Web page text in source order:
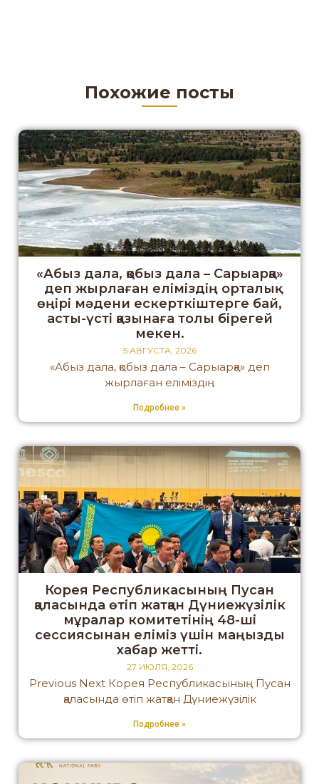
Похожие посты
«Абыз дала, қобыз дала – Сарыарқа»
деп жырлаған еліміздің орталық
өңірі мәдени ескерткіштерге бай,
асты-үсті қазынаға толы бірегей
мекен.
5 АВГУСТА, 2026
«Абыз дала, қобыз дала – Сарыарқа» деп
жырлаған еліміздің
Подробнее »
Корея Республикасының Пусан
қаласында өтіп жатқан Дүниежүзілік
мұралар комитетінің 48-ші
сессиясынан еліміз үшін маңызды
хабар жетті.
27 ИЮЛЯ, 2026
Previous Next Корея Республикасының Пусан
қаласында өтіп жатқан Дүниежүзілік
Подробнее »